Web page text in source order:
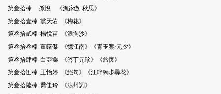
第叁拾棒 孫悅 《漁家傲·秋思》
第叁拾壹棒 黨天佑 《梅花》
第叁拾貳棒 楊悅苗 《浪淘沙》
第叁拾叁棒 董曙傑 《憶江南》《青玉案·元夕》
第叁拾肆棒 白亞鑫 《答丁元珍》《旅懷》
第叁拾伍棒 王怡婷 《絕句》《江畔獨步尋花》
第叁拾陸棒 喬佳玲 《涼州詞》